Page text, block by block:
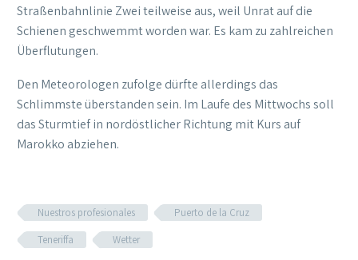
Straßenbahnlinie Zwei teilweise aus, weil Unrat auf die
Schienen geschwemmt worden war. Es kam zu zahlreichen
Überflutungen.
Den Meteorologen zufolge dürfte allerdings das
Schlimmste überstanden sein. Im Laufe des Mittwochs soll
das Sturmtief in nordöstlicher Richtung mit Kurs auf
Marokko abziehen.
Nuestros profesionales
Puerto de la Cruz
Teneriffa
Wetter